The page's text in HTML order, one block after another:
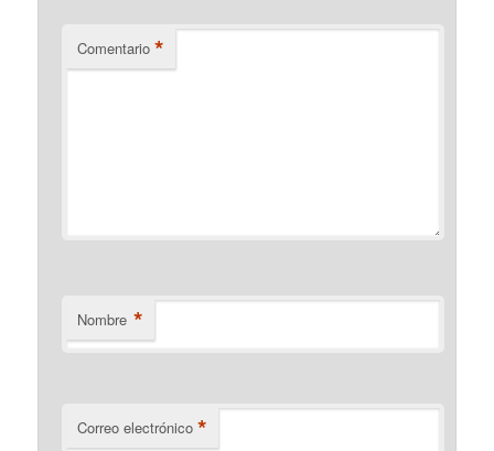
Comentario *
Nombre *
Correo electrónico *